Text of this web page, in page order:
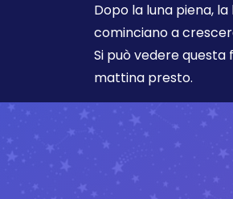
Dopo la luna piena,
cominciano a
Si può vedere
mattina presto.